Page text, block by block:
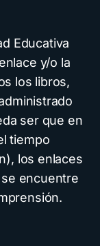
Educativa
y/o la
los libros,
ser que en
tiempo
los enlaces
encuentre